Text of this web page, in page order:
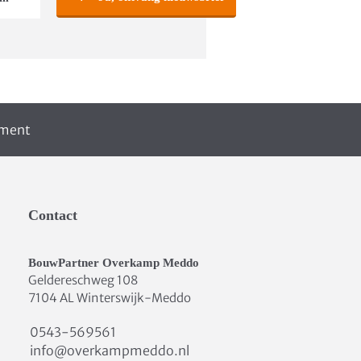
Contact
BouwPartner Overkamp Meddo
Geldereschweg 108
7104 AL Winterswijk-Meddo
0543-569561
info@overkampmeddo.nl